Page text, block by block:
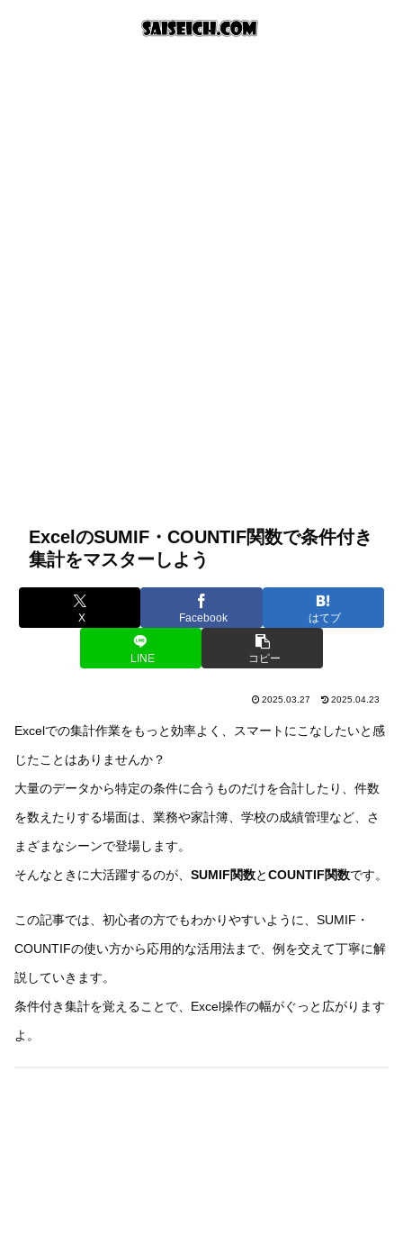
ExcelのSUMIF・COUNTIF関数で条件付き
集計をマスターしよう
X Facebook はてブ
LINE コピー
2025.03.27 2025.04.23
Excelでの集計作業をもっと効率よく、スマートにこなしたいと感
じたことはありませんか？
大量のデータから特定の条件に合うものだけを合計したり、件数
を数えたりする場面は、業務や家計簿、学校の成績管理など、さ
まざまなシーンで登場します。
そんなときに大活躍するのが、 SUMIF関数とCOUNTIF関数です。
この記事では、初心者の方でもわかりやすいように、SUMIF・
COUNTIFの使い方から応用的な活用法まで、例を交えて丁寧に解
説していきます。
条件付き集計を覚えることで、Excel操作の幅がぐっと広がります
よ。